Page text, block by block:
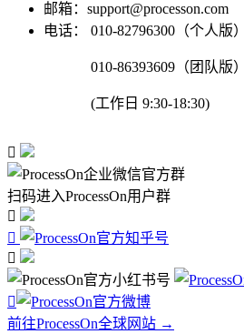
邮箱：support@processon.com
电话：
010-82796300（个人版）
010-86393609（团队版）
(工作日 9:30-18:30)

扫码进入ProcessOn用户群




前往ProcessOn全球网站 →